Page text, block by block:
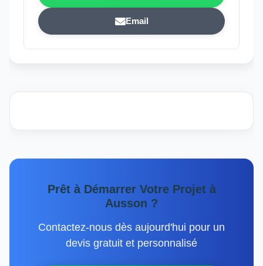
Email
Prêt à Démarrer Votre Projet à
Ausson ?
Contactez-nous dès aujourd'hui pour un
devis gratuit et personnalisé